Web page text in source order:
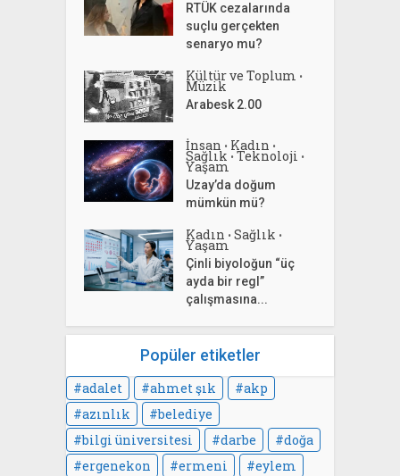
RTÜK cezalarında
suçlu gerçekten
senaryo mu?
Kültür ve Toplum •
Müzik
Arabesk 2.00
İnsan • Kadın •
Sağlık • Teknoloji •
Yaşam
Uzay’da doğum
mümkün mü?
Kadın • Sağlık •
Yaşam
Çinli biyoloğun “üç
ayda bir regl”
çalışmasına...
Popüler etiketler
adalet ahmet şık
akp
azınlık
belediye
bilgi üniversitesi
darbe
doğa
ergenekon
ermeni
eylem